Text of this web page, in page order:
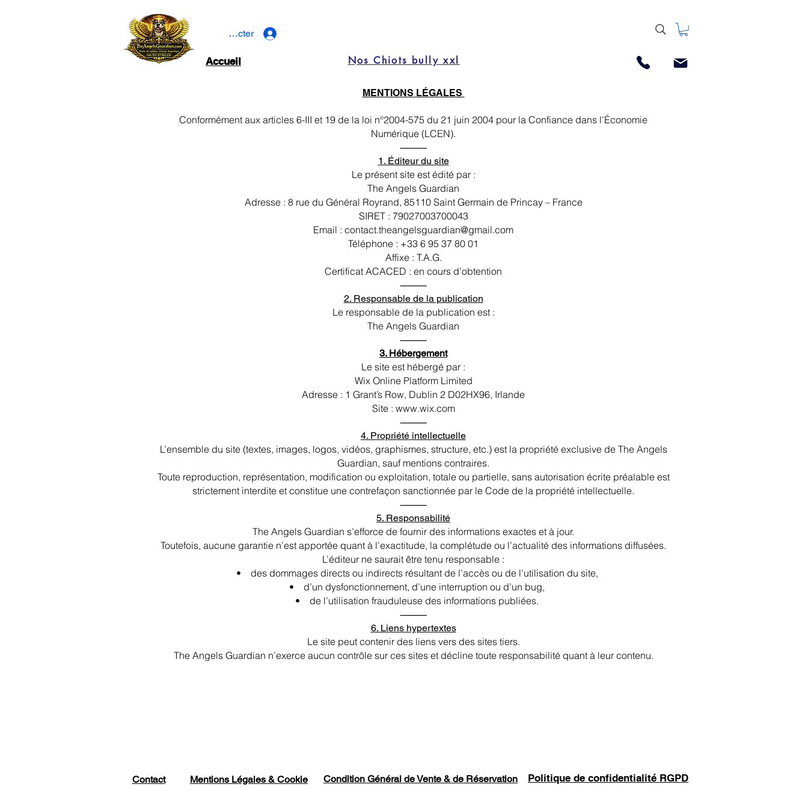
Accueil
Se connecter
Nos Chiots bully xxl
MENTIONS LÉGALES
Conformément aux articles 6-III et 19 de la loi n°2004-575 du 21 juin 2004 pour la Confiance dans l’Économie
Numérique (LCEN).
⸻
1. Éditeur du site
Le présent site est édité par :
The Angels Guardian
Adresse : 8 rue du Général Royrand, 85110 Saint Germain de Princay – France
SIRET : 79027003700043
Email : contact.theangelsguardian@gmail.com
Téléphone : +33 6 95 37 80 01
Affixe : T.A.G.
Certificat ACACED : en cours d’obtention
⸻
2. Responsable de la publication
Le responsable de la publication est :
The Angels Guardian
⸻
3. Hébergement
Le site est hébergé par :
Wix Online Platform Limited
Adresse : 1 Grant’s Row, Dublin 2 D02HX96, Irlande
Site : www.wix.com
⸻
4. Propriété intellectuelle
L’ensemble du site (textes, images, logos, vidéos, graphismes, structure, etc.) est la propriété exclusive de The Angels
Guardian, sauf mentions contraires.
Toute reproduction, représentation, modification ou exploitation, totale ou partielle, sans autorisation écrite préalable est
strictement interdite et constitue une contrefaçon sanctionnée par le Code de la propriété intellectuelle.
⸻
5. Responsabilité
The Angels Guardian s’efforce de fournir des informations exactes et à jour.
Toutefois, aucune garantie n’est apportée quant à l’exactitude, la complétude ou l’actualité des informations diffusées.
L’éditeur ne saurait être tenu responsable :
• des dommages directs ou indirects résultant de l’accès ou de l’utilisation du site,
• d’un dysfonctionnement, d’une interruption ou d’un bug,
• de l’utilisation frauduleuse des informations publiées.
⸻
6. Liens hypertextes
Le site peut contenir des liens vers des sites tiers.
The Angels Guardian n’exerce aucun contrôle sur ces sites et décline toute responsabilité quant à leur contenu.
Contact Mentions Légales & Cookie Condition Général de Vente & de Réservation Politique de confidentialité RGPD